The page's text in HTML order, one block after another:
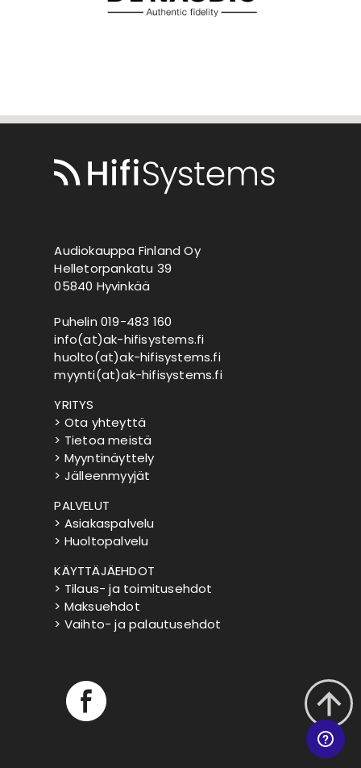
Audiokauppa Finland Oy
Helletorpankatu 39
05840 Hyvinkää
Puhelin 019-483 160
info(at)ak-hifisystems.fi
huolto(at)ak-hifisystems.fi
myynti(at)ak-hifisystems.fi
YRITYS
> Ota yhteyttä
> Tietoa meistä
> Myyntinäyttely
> Jälleenmyyjät
PALVELUT
> Asiakaspalvelu
> Huoltopalvelu
KÄYTTÄJÄEHDOT
> Tilaus- ja toimitusehdot
> Maksuehdot
> Vaihto- ja palautusehdot